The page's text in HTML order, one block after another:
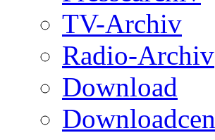
TV-Archiv
Radio-Archiv
Download